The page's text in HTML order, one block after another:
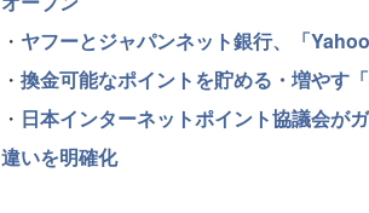
・ ヤフーとジャパンネット銀行、「
・ 換金可能なポイントを貯める・増やす
・ 日本インターネットポイント協議会が
違いを明確化